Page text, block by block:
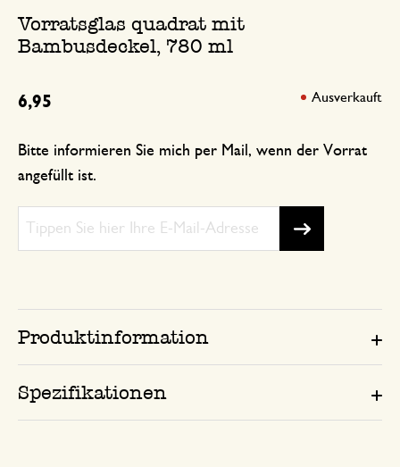
Vorratsglas quadrat mit
Bambusdeckel, 780 ml
6,95
Bitte informieren Sie mich per Mail, wenn der Vorrat
angefüllt ist.
Ausverkauft
Produktinformation
Spezifikationen